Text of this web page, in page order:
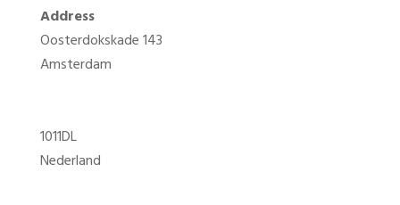
Address
Oosterdokskade 143
Amsterdam
1011DL
Nederland